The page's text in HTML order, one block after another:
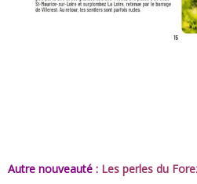
Autre nouveauté : Les perles du